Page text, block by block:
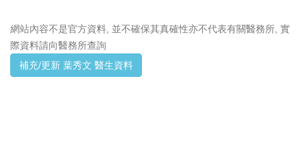
網站內容不是官方資料, 並不確保其真確性亦不代表有關醫務所, 實
際資料請向醫務所查詢
補充/更新 葉秀文 醫生資料